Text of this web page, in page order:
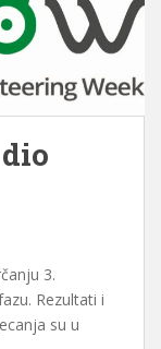
3.
Rezultati i
su u